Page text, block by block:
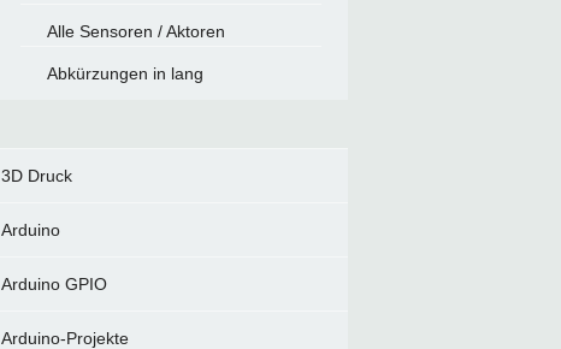
Alle Sensoren / Aktoren
Abkürzungen in lang
3D Druck
Arduino
Arduino GPIO
Arduino-Projekte